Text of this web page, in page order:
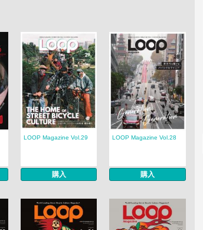
LOOP Magazine Vol.29
購入
LOOP Magazine Vol.28
購入